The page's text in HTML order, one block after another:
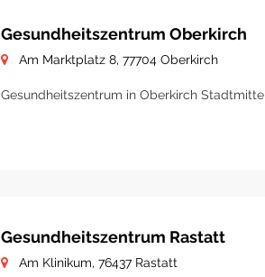
Gesundheitszentrum Oberkirch
Am Marktplatz 8, 77704 Oberkirch
Gesundheitszentrum in Oberkirch Stadtmitte
Gesundheitszentrum Rastatt
Am Klinikum, 76437 Rastatt